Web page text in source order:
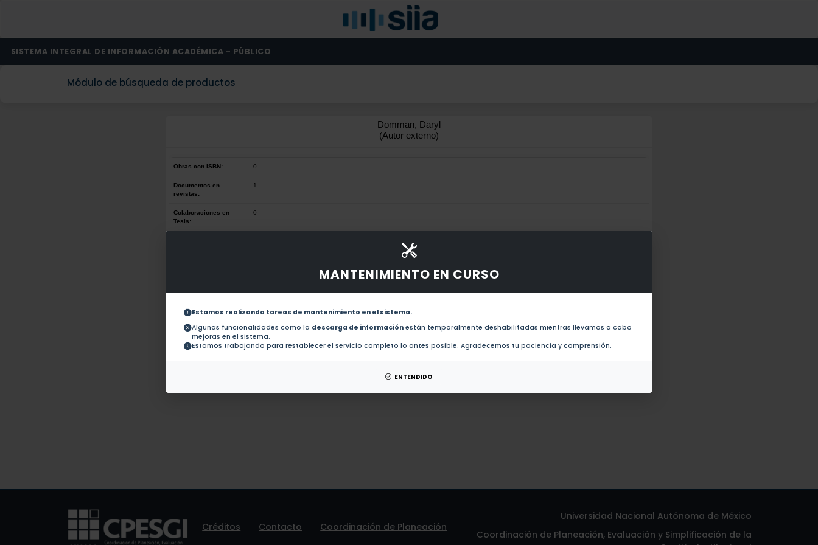
MANTENIMIENTO EN CURSO
Estamos realizando tareas de mantenimiento en el sistema.
Algunas funcionalidades como la descarga de información están temporalmente deshabilitadas mientras llevamos a cabo
mejoras en el sistema.
Estamos trabajando para restablecer el servicio completo lo antes posible. Agradecemos tu paciencia y comprensión.
ENTENDIDO
SISTEMA INTEGRAL DE INFORMACIÓN ACADÉMICA - PÚBLICO
Módulo de búsqueda de productos
Domman, Daryl
(Autor externo)
Obras con ISBN: 0
Documentos en
revistas:
1
Colaboraciones en
Tesis:
0
No hay obras de este autor.
Colaboraciones en
Tesis:
No hay tesis de este autor.
Créditos Contacto Coordinación de Planeación
Universidad Nacional Autónoma de México
Coordinación de Planeación, Evaluación y Simplificación de la